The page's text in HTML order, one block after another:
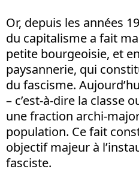
Or, depuis les années
du capitalisme a fait
petite bourgeoisie, et
paysannerie, qui
du fascisme.
– c’est-à-dire la classe
une fraction archi-
population. Ce fait
objectif majeur à
fasciste.